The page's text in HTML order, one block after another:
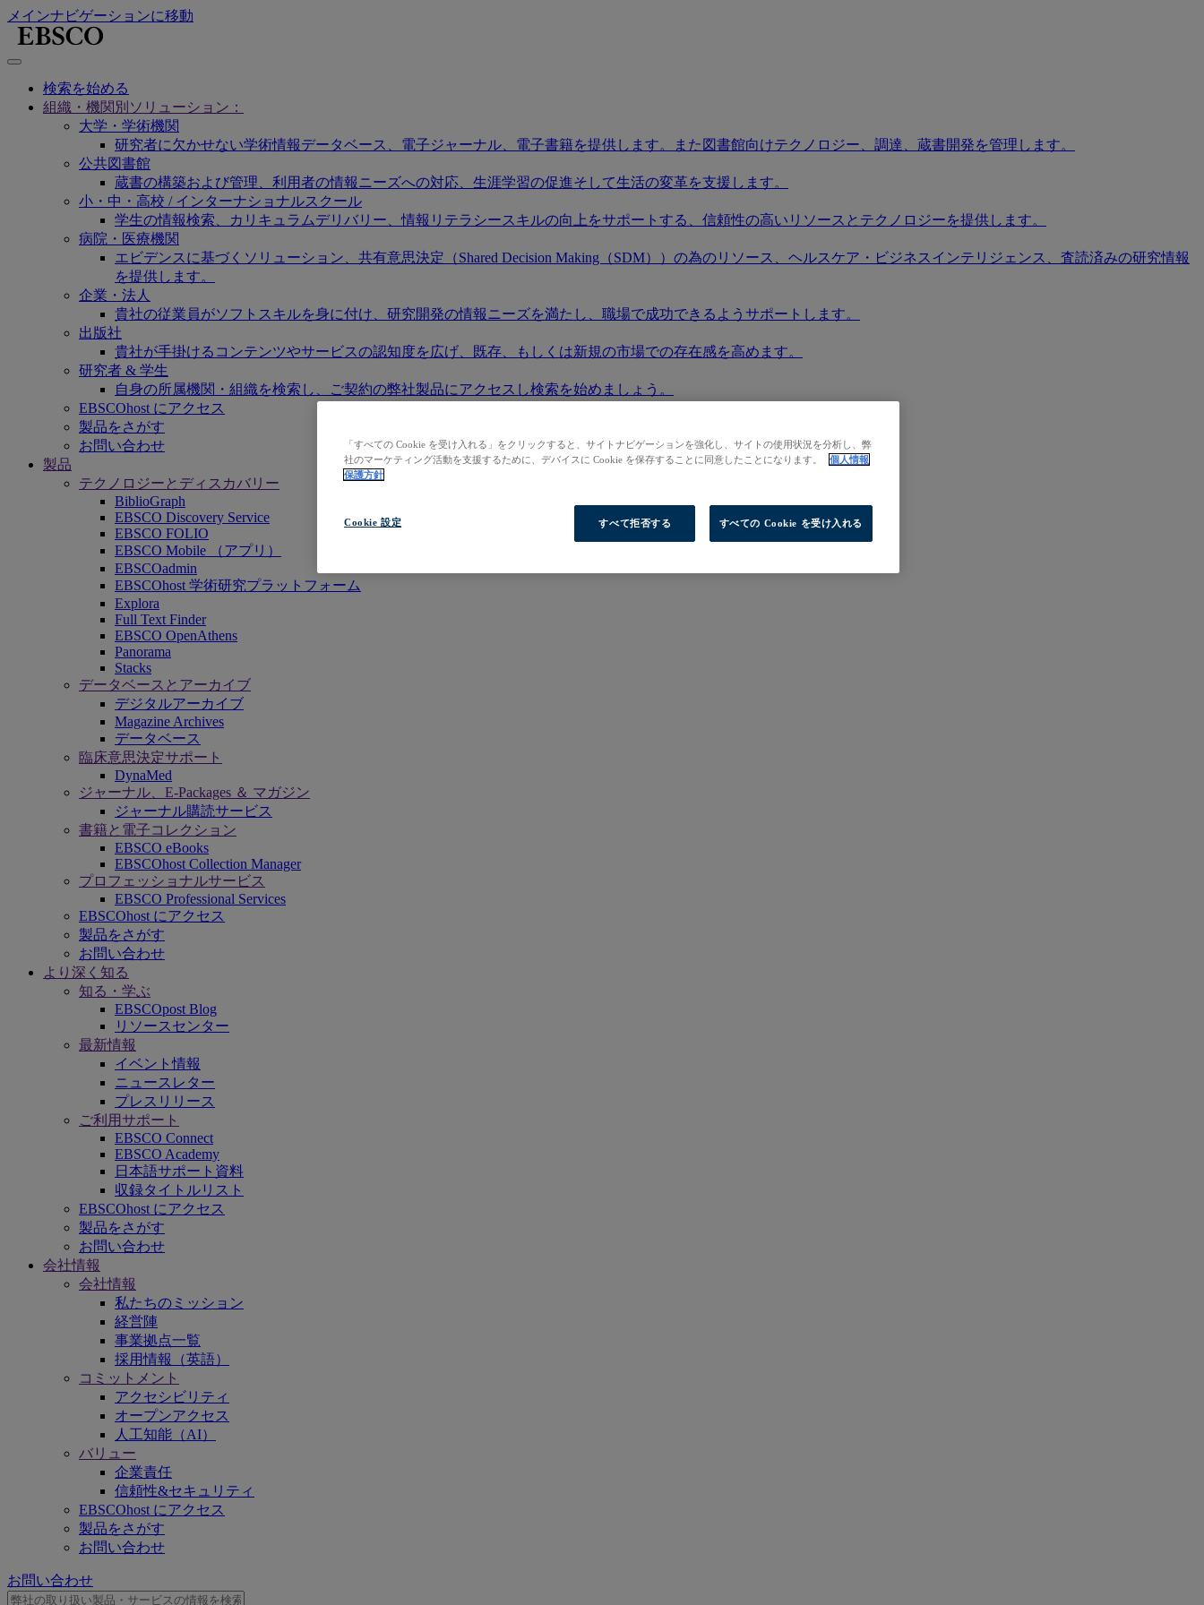
メインナビゲーションに移動
検索を始める
組織・機関別ソリューション：
大学・学術機関
研究者に欠かせない学術情報データベース、電子ジャーナル、電子書籍を提供します。また図書館向けテクノロジー、調達、蔵書開発を管理します。
公共図書館
蔵書の構築および管理、利用者の情報ニーズへの対応、生涯学習の促進そして生活の変革を支援します。
小・中・高校 / インターナショナルスクール
学生の情報検索、カリキュラムデリバリー、情報リテラシースキルの向上をサポートする、信頼性の高いリソースとテクノロジーを提供します。
病院・医療機関
エビデンスに基づくソリューション、共有意思決定（Shared Decision Making（SDM））の為のリソース、ヘルスケア・ビジネスインテリジェンス、査読済みの研究情報
を提供します。
企業・法人
貴社の従業員がソフトスキルを身に付け、研究開発の情報ニーズを満たし、職場で成功できるようサポートします。
出版社
貴社が手掛けるコンテンツやサービスの認知度を広げ、既存、もしくは新規の市場での存在感を高めます。
研究者 & 学生
自身の所属機関・組織を検索し、ご契約の弊社製品にアクセスし検索を始めましょう。
EBSCOhost にアクセス
製品をさがす
お問い合わせ
製品
テクノロジーとディスカバリー
BiblioGraph
EBSCO Discovery Service
EBSCO FOLIO
EBSCO Mobile （アプリ）
EBSCOadmin
EBSCOhost 学術研究プラットフォーム
Explora
Full Text Finder
EBSCO OpenAthens
Panorama
Stacks
データベースとアーカイブ
デジタルアーカイブ
Magazine Archives
データベース
臨床意思決定サポート
DynaMed
ジャーナル、E-Packages ＆ マガジン
ジャーナル購読サービス
書籍と電子コレクション
EBSCO eBooks
EBSCOhost Collection Manager
プロフェッショナルサービス
EBSCO Professional Services
EBSCOhost にアクセス
製品をさがす
お問い合わせ
より深く知る
知る・学ぶ
EBSCOpost Blog
リソースセンター
最新情報
イベント情報
ニュースレター
プレスリリース
ご利用サポート
EBSCO Connect
EBSCO Academy
日本語サポート資料
収録タイトルリスト
EBSCOhost にアクセス
製品をさがす
お問い合わせ
会社情報
会社情報
私たちのミッション
経営陣
事業拠点一覧
採用情報（英語）
コミットメント
アクセシビリティ
オープンアクセス
人工知能（AI）
バリュー
企業責任
信頼性&セキュリティ
EBSCOhost にアクセス
製品をさがす
お問い合わせ
お問い合わせ
「すべての Cookie を受け入れる」をクリックすると、サイトナビゲーションを強化し、サイトの使用状況を分析し、弊
社のマーケティング活動を支援するために、デバイスに Cookie を保存することに同意したことになります。
個人情報
保護方針
Cookie 設定 すべて拒否する すべての Cookie を受け入れる